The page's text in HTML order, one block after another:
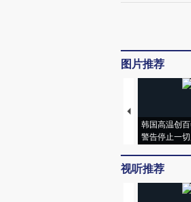
图片推荐
韩国高温创
警告停止一
视听推荐